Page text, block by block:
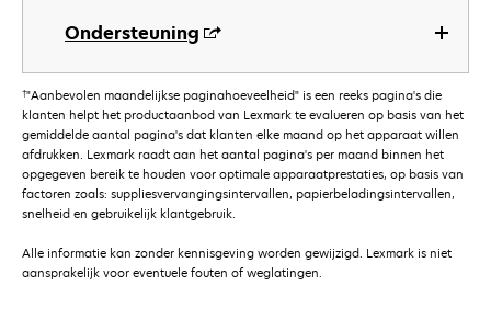
Ondersteuning
†"Aanbevolen maandelijkse paginahoeveelheid" is een reeks pagina's die
klanten helpt het productaanbod van Lexmark te evalueren op basis van het
gemiddelde aantal pagina's dat klanten elke maand op het apparaat willen
afdrukken. Lexmark raadt aan het aantal pagina's per maand binnen het
opgegeven bereik te houden voor optimale apparaatprestaties, op basis van
factoren zoals: suppliesvervangingsintervallen, papierbeladingsintervallen,
snelheid en gebruikelijk klantgebruik.
Alle informatie kan zonder kennisgeving worden gewijzigd. Lexmark is niet
aansprakelijk voor eventuele fouten of weglatingen.